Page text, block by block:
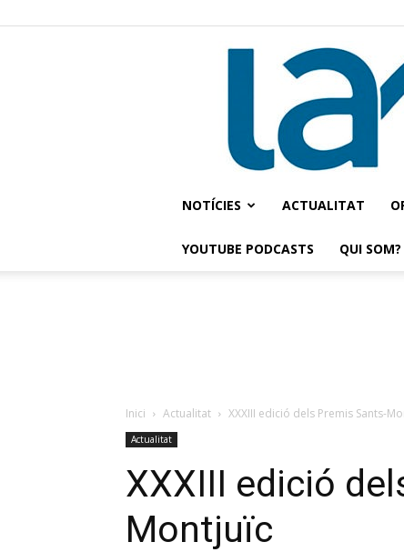
NOTÍCIES ACTUALITAT
YOUTUBE PODCASTS QUI SOM?
Inici Actualitat XXXIII edició dels Premis Sants-
Actualitat
XXXIII edició
Montjuïc